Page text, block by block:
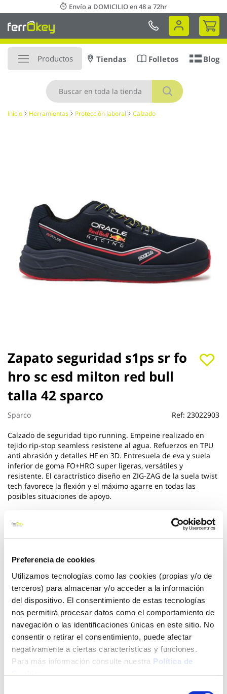
Preferencia de cookies
Utilizamos tecnologías como las cookies (propias y/o de
terceros) para almacenar y/o acceder a la información
del dispositivo. El consentimiento de estas tecnologías
nos permitirá procesar datos como el comportamiento de
navegación o las identificaciones únicas en este sitio. No
consentir o retirar el consentimiento, puede afectar
negativamente a ciertas características y funciones.
Para más información consulte nuestra Política de
al
contenido
Envío a DOMICILIO en 48 a 72hr
Mi
Productos
Buscar
Tiendas Folletos Blog
Inicio Herramientas Protección laboral Calzado
Zapato seguridad s1ps sr fo
hro sc esd milton red bull
talla 42 sparco
Sparco Ref: 23022903
Calzado de seguridad tipo running. Empeine realizado en
tejido rip-stop seamless resistene al agua. Refuerzos en TPU
anti abrasión y detalles HF en 3D. Entresuela de eva y suela
inferior de goma FO+HRO super ligeras, versátiles y
resistente. El caractrístico diseño en ZIG-ZAG de la suela twist
tech favorece la flexión y el máximo agarre en todas las
posibles situaciones de apoyo.
Ver más
Añadir al carrito
Click&Collect - Recogida gratis
en nuestras tiendas
Envío a domicilio:
5 días hábiles
imágenes
Saltar
al
comienzo
de
la
galería
de